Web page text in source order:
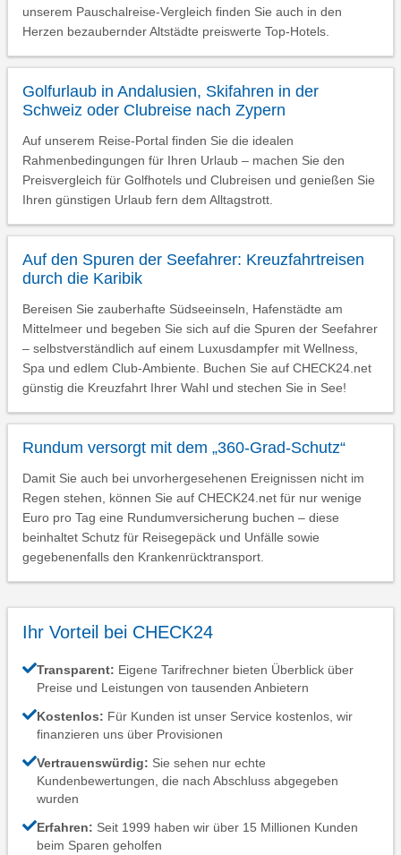
unserem Pauschalreise-Vergleich finden Sie auch in den
Herzen bezaubernder Altstädte preiswerte Top-Hotels.
Golfurlaub in Andalusien, Skifahren in der
Schweiz oder Clubreise nach Zypern
Auf unserem Reise-Portal finden Sie die idealen
Rahmenbedingungen für Ihren Urlaub – machen Sie den
Preisvergleich für Golfhotels und Clubreisen und genießen Sie
Ihren günstigen Urlaub fern dem Alltagstrott.
Auf den Spuren der Seefahrer: Kreuzfahrtreisen
durch die Karibik
Bereisen Sie zauberhafte Südseeinseln, Hafenstädte am
Mittelmeer und begeben Sie sich auf die Spuren der Seefahrer
– selbstverständlich auf einem Luxusdampfer mit Wellness,
Spa und edlem Club-Ambiente. Buchen Sie auf CHECK24.net
günstig die Kreuzfahrt Ihrer Wahl und stechen Sie in See!
Rundum versorgt mit dem „360-Grad-Schutz“
Damit Sie auch bei unvorhergesehenen Ereignissen nicht im
Regen stehen, können Sie auf CHECK24.net für nur wenige
Euro pro Tag eine Rundumversicherung buchen – diese
beinhaltet Schutz für Reisegepäck und Unfälle sowie
gegebenenfalls den Krankenrücktransport.
Ihr Vorteil bei CHECK24
Transparent: Eigene Tarifrechner bieten Überblick über
Preise und Leistungen von tausenden Anbietern
Kostenlos: Für Kunden ist unser Service kostenlos, wir
finanzieren uns über Provisionen
Vertrauenswürdig: Sie sehen nur echte
Kundenbewertungen, die nach Abschluss abgegeben
wurden
Erfahren: Seit 1999 haben wir über 15 Millionen Kunden
beim Sparen geholfen